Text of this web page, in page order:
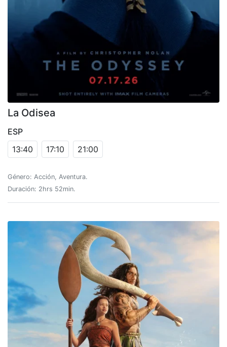
La Odisea
ESP
13:40
17:10 21:00
Género: Acción, Aventura.
Duración: 2hrs 52min.